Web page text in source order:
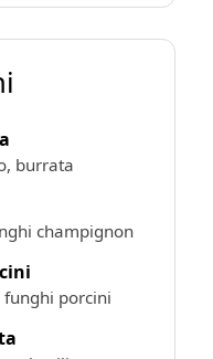
burrata
champignon
porcini